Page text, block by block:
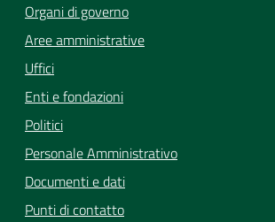
Organi di governo
Aree amministrative
Uffici
Enti e fondazioni
Politici
Personale Amministrativo
Documenti e dati
Punti di contatto